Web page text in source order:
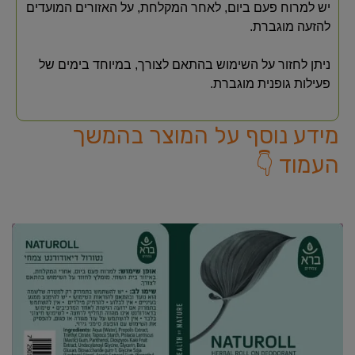
יש למרוח פעם ביום, לאחר המקלחת, על האזורים המועדים
להזעה מוגברת.
ניתן לחזור על השימוש בהתאם לצורך, במיוחד בימים של
פעילות גופנית מוגברת.
מידע נוסף על המוצר בהמשך
העמוד 👇